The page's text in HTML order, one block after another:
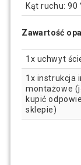
Kąt ruchu: 90
Zawartość
1x uchwyt
1x instrukcja
montażowe
kupić
sklepie)